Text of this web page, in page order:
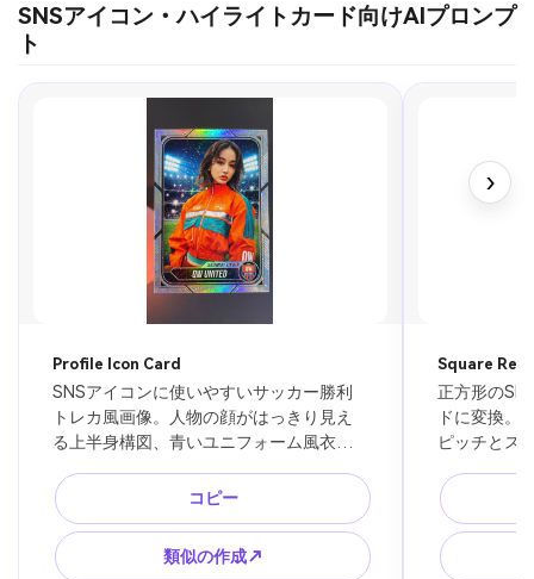
SNSアイコン・ハイライトカード向けAIプロンプ
ト
Profile Icon Card
SNSアイコンに使いやすいサッカー勝利
トレカ風画像。人物の顔がはっきり見え
る上半身構図、青いユニフォーム風衣
背景はぼかしたスタジアムライト、薄い
カード枠、清潔なスポーツデザイン。文
字は入れない。実在チームのロゴ、公式
ユニフォーム、選手名なし。
コピー
類似の作成↗
Square
正方形の
ドに変換。
ピッチとス
英字スペー
な紙吹雪、
ザイン。公
在選手の顔
›